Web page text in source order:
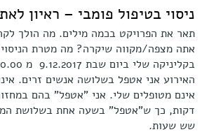
ניסוי בטיפול פומבי – ראיון
תאר את הפרויקט בכמה מילים. מה הולך
אתה מצפה/מקווה שיקרה? מה מטרת
האירוע אני אטפל בשלושה אנשים זרים.
אינם מטופלים שלי. אני "אטפל" בהם
דקות, כך ש"אטפל" בשעה אחת בשלושת
שש שעות.